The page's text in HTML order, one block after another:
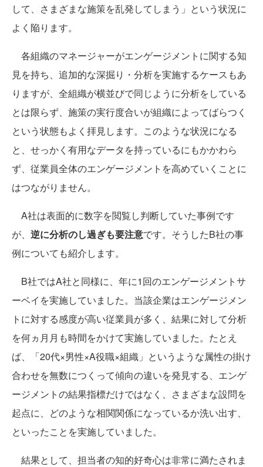
して、さまざまな施策を乱発してしまう」という状況に
よく陥ります。
各組織のマネージャーがエンゲージメントに関する知
見を持ち、追加的な深掘り・分析を実施するケースもあ
りますが、全組織が横並びで同じように分析をしている
とは限らず、施策の実行度合いが組織によってばらつく
という状態もよく拝見します。このような状況になる
と、せっかく有用なデータを持っているにもかかわら
ず、従業員全体のエンゲージメントを高めていくことに
はつながりません。
A社は表面的に数字を閲覧し判断していた事例です
が、 逆に分析のし過ぎも要注意です。そうしたB社の事
例についても紹介します。
B社ではA社と同様に、年に1回のエンゲージメントサ
ーベイを実施していました。当該企業はエンゲージメン
トに対する感度が高い従業員が多く、結果に対して分析
を何ヵ月月も時間をかけて実施していました。たとえ
ば、「20代×男性×A役職×組織」というような属性の掛け
合わせを無数につくって傾向の違いを発見する、エンゲ
ージメントの結果指標だけではなく、さまざまな設問を
起点に、どのような相関関係になっているか洗い出す、
といったことを実施していました。
結果として、担当者の知的好奇心は非常に満たされま